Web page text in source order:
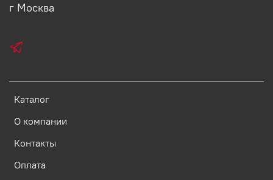
Каталог
О компании
Контакты
Оплата
г Москва